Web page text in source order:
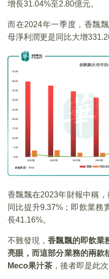
增長31.04%至2.80億元。
而在2024年一季度，香飄
母淨利潤更是同比大增
香飄飄在2023年財報中稱
同比提升9.37%；即飲業務
長41.16%。
不難發現，香飄飄的即飲業
亮眼，而這部分業務的兩款
Meco果汁茶 ，後者即是此